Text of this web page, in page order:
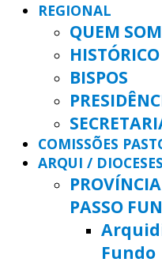
REGIONAL
QUEM
HISTÓRICO
BISPOS
COMISSÕES
ARQUI / DIOCESES
PASSO
Fundo